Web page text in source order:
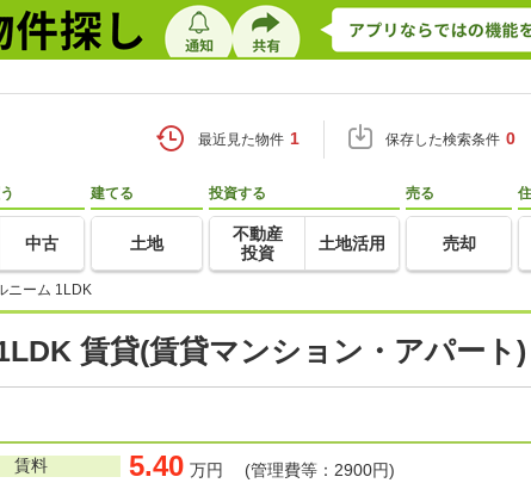
最近見た物件 1 保存した検索条件 0
中古
建てる
土地
投資する
不動産
投資
土地活用
売る
売却
ニーム 1LDK
賃貸(賃貸マンション・アパート)
賃料 5.40 万円 (管理費等：2900円)